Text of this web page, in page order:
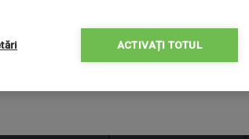
ACTIVAȚI TOTUL